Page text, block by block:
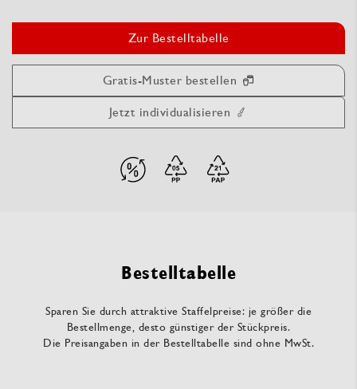
Zur Bestelltabelle
Gratis-Muster bestellen
Jetzt individualisieren
Bestelltabelle
Sparen Sie durch attraktive Staffelpreise: je größer die
Bestellmenge, desto günstiger der Stückpreis.
Die Preisangaben in der Bestelltabelle sind ohne MwSt.